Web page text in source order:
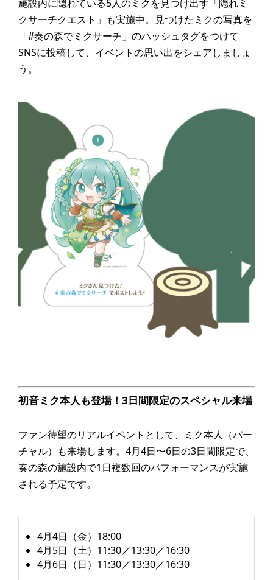
施設内に隠れている5人のミクを見つけ出す「隠れミ
クサーチクエスト」も実施中。見つけたミクの写真を
「#奏の森でミクサーチ」のハッシュタグをつけて
SNSに投稿して、イベントの思い出をシェアしましょ
う。
初音ミク本人も登場！3日間限定のスペシャル来場
ファン待望のリアルイベントとして、ミク本人（バー
チャル）も来場します。4月4日〜6日の3日間限定で、
奏の森の施設内で1日複数回のパフォーマンスが実施
される予定です。
4月4日（金）18:00
4月5日（土）11:30／13:30／16:30
4月6日（日）11:30／13:30／16:30